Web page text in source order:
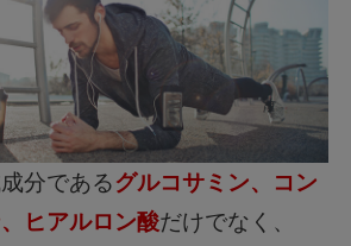
分であるグルコサミン、コン
、ヒアルロン酸だけでなく、